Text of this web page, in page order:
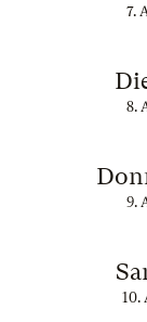
7.
8.
9.
10.